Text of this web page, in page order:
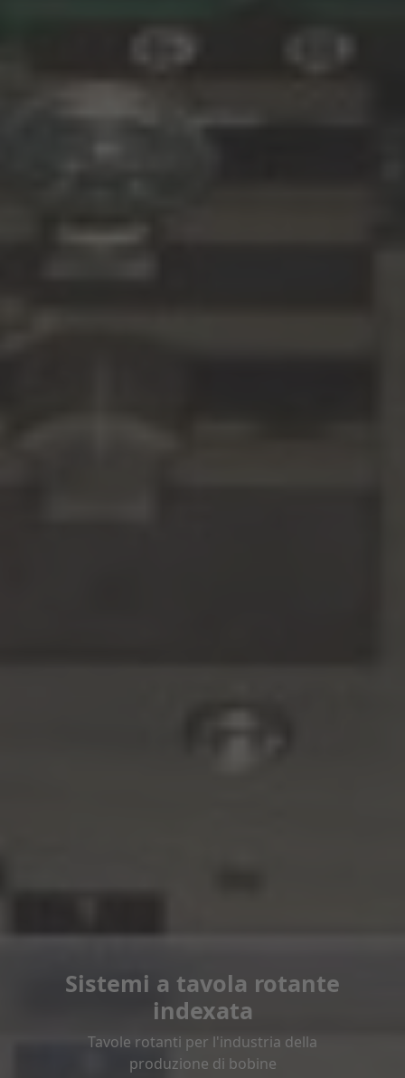
Sistemi a tavola rotante
indexata
Tavole rotanti per l'industria della
produzione di bobine